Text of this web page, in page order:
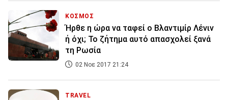
ΚΟΣΜΟΣ
Ήρθε η ώρα να ταφεί ο Βλαντιμίρ Λένιν
ή όχι; Το ζήτημα αυτό απασχολεί ξανά
τη Ρωσία
02 Νοε 2017 21:24
TRAVEL